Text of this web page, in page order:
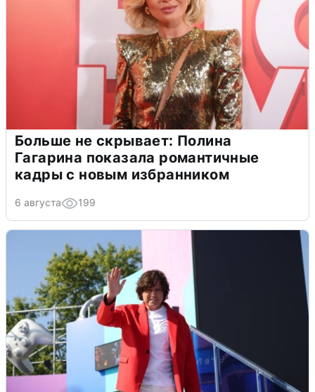
Больше не скрывает: Полина
Гагарина показала романтичные
кадры с новым избранником
6 августа 199